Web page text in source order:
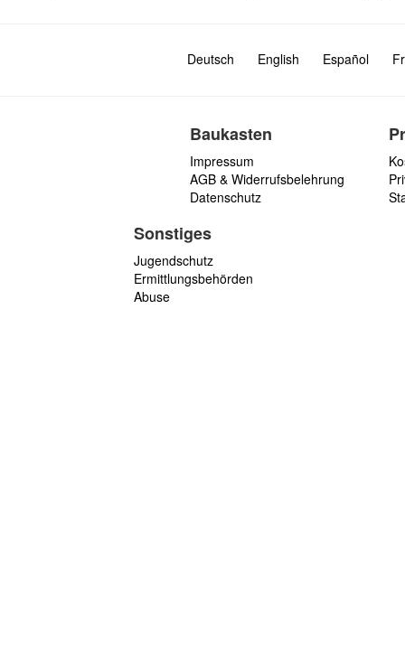
Deutsch English Español
Baukasten
Impressum
AGB & Widerrufsbelehrung
Datenschutz
Sonstiges
Jugendschutz
Ermittlungsbehörden
Abuse